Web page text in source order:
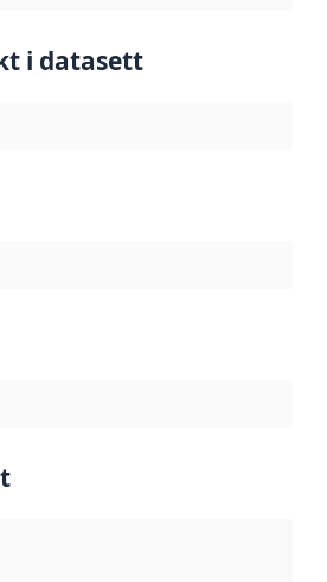
i datasett